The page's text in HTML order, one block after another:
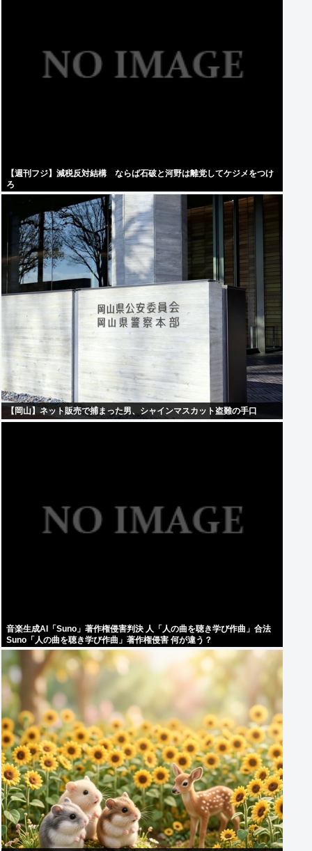
【週刊フジ】減税反対結構 ならば石破と河野は離党してケジメをつけ
ろ
【岡山】ネット販売で捕まった男、シャインマスカット盗難の手口
音楽生成AI「Suno」著作権侵害判決 人「人の曲を聴き学び作曲」合法
Suno「人の曲を聴き学び作曲」著作権侵害 何が違う？